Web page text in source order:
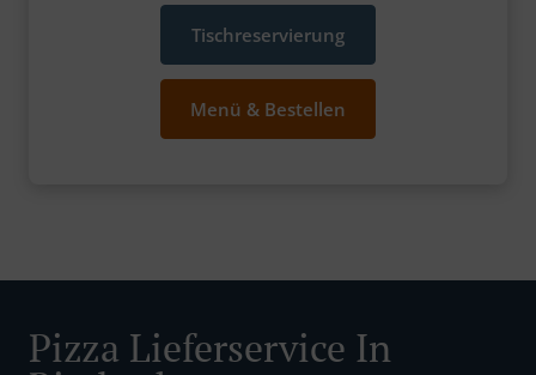
Tischreservierung
Menü & Bestellen
Pizza Lieferservice In